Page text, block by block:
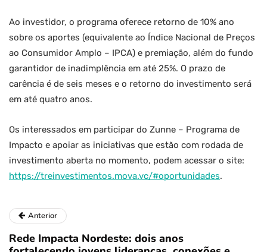
Ao investidor, o programa oferece retorno de 10% ano
sobre os aportes (equivalente ao Índice Nacional de Preços
ao Consumidor Amplo – IPCA) e premiação, além do fundo
garantidor de inadimplência em até 25%. O prazo de
carência é de seis meses e o retorno do investimento será
em até quatro anos.
Os interessados em participar do Zunne – Programa de
Impacto e apoiar as iniciativas que estão com rodada de
investimento aberta no momento, podem acessar o site:
https://treinvestimentos.mova.vc/#oportunidades.
Anterior
Rede Impacta Nordeste: dois anos